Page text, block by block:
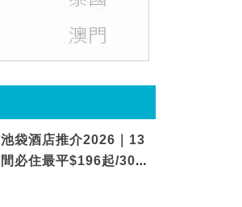
池袋酒店推介2026｜13
間必住最平$196起/30秒